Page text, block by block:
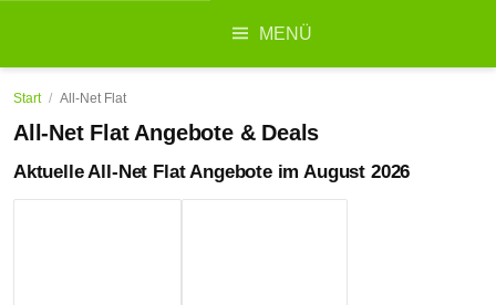
MENÜ
Start / All-Net Flat
All-Net Flat Angebote & Deals
Aktuelle All-Net Flat Angebote im August 2026